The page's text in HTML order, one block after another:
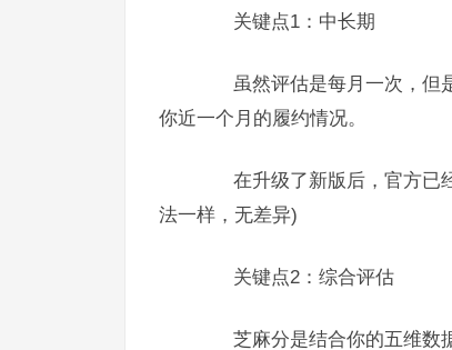
关键点1：中长期
虽然评估是每月一次，但是
你近一个月的履约情况。
在升级了新版后，官方已经
法一样，无差异)
关键点2：综合评估
芝麻分是结合你的五维数据